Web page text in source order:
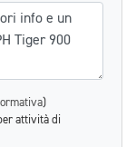
)
attività di